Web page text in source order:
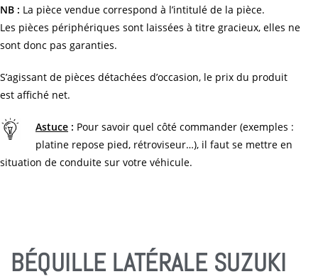
NB : La pièce vendue correspond à l’intitulé de la pièce.
Les pièces périphériques sont laissées à titre gracieux, elles ne
sont donc pas garanties.
S’agissant de pièces détachées d’occasion, le prix du produit
est affiché net.
Astuce : Pour savoir quel côté commander (exemples :
platine repose pied, rétroviseur…), il faut se mettre en
situation de conduite sur votre véhicule.
BÉQUILLE LATÉRALE SUZUKI